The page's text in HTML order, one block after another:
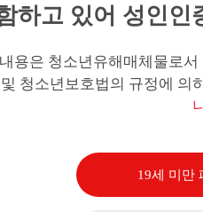
하고 있어 성인인
용은 청소년유해매체물로
청소년보호법의 규정에 의
19세 미만